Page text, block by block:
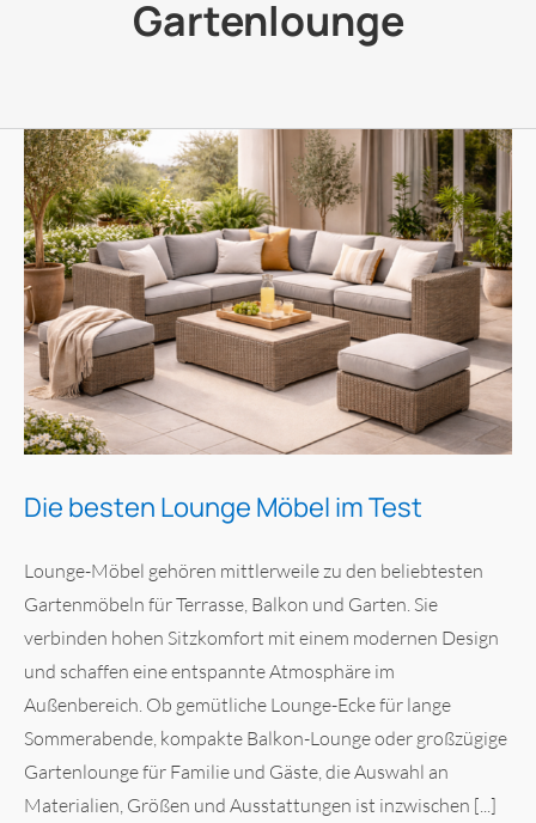
Gartenlounge
Die besten Lounge Möbel im Test
Lounge-Möbel gehören mittlerweile zu den beliebtesten
Gartenmöbeln für Terrasse, Balkon und Garten. Sie
verbinden hohen Sitzkomfort mit einem modernen Design
und schaffen eine entspannte Atmosphäre im
Außenbereich. Ob gemütliche Lounge-Ecke für lange
Sommerabende, kompakte Balkon-Lounge oder großzügige
Gartenlounge für Familie und Gäste, die Auswahl an
Materialien, Größen und Ausstattungen ist inzwischen [...]